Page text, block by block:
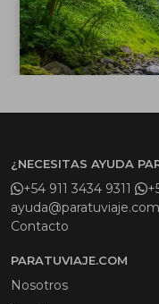
¿NECESITAS AYUDA
+54 911 3434 9311
ayuda@paratuviaje.com
Contacto
PARATUVIAJE.COM
Nosotros